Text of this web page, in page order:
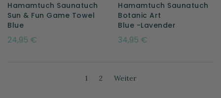
Hamamtuch Saunatuch
Sun & Fun Game Towel
Blue
24,95 €
Hamamtuch Saunatuch
Botanic Art
Blue -Lavender
34,95 €
1 2 Weiter